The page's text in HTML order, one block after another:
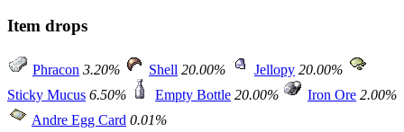
Item drops
Phracon 3.20% Shell 20.00% Jellopy 20.00%
Sticky Mucus 6.50% Empty Bottle 20.00% Iron Ore 2.00%
Andre Egg Card 0.01%